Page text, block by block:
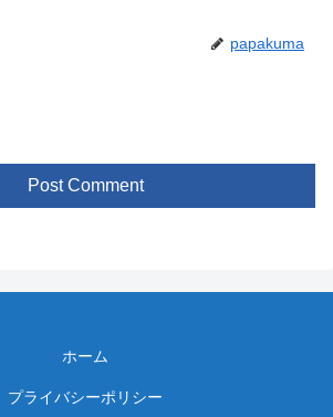
papakuma
Post Comment
ホーム
プライバシーポリシー